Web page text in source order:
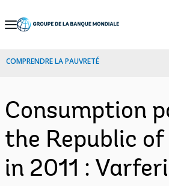
Skip
Navigation
COMPRENDRE LA PAUVRETÉ
Consumption
the Republic of
in 2011 :